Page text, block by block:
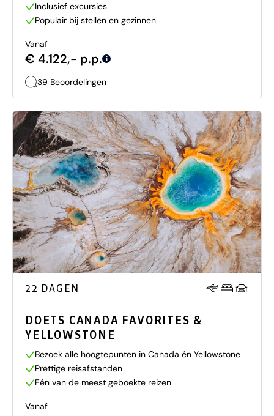
Inclusief excursies
Populair bij stellen en gezinnen
Vanaf
€ 4.122,- p.p. i
39 Beoordelingen
22 DAGEN
DOETS CANADA FAVORITES &
YELLOWSTONE
Bezoek alle hoogtepunten in Canada én Yellowstone
Prettige reisafstanden
Eén van de meest geboekte reizen
Vanaf